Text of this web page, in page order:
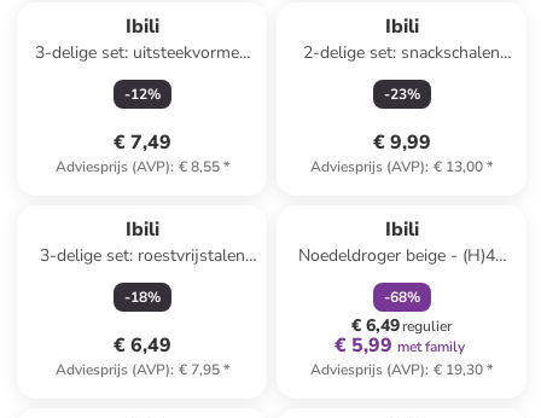
Ibili
3-delige set: uitsteekvormen
wit
-12%
€ 7,49
Adviesprijs (AVP): € 8,55*
Ibili
2-delige set: snackschalen
geel - Ø 15 cm
-23%
€ 9,99
Adviesprijs (AVP): € 13,00*
Ibili
3-delige set: roestvrijstalen
mengkommen - Ø 16 cm
-18%
€ 6,49
Adviesprijs (AVP): € 7,95*
Ibili
Noedeldroger beige - (H)42
cm
-68%
€ 6,49regulier
€ 5,99 met family
Adviesprijs (AVP): € 19,30*